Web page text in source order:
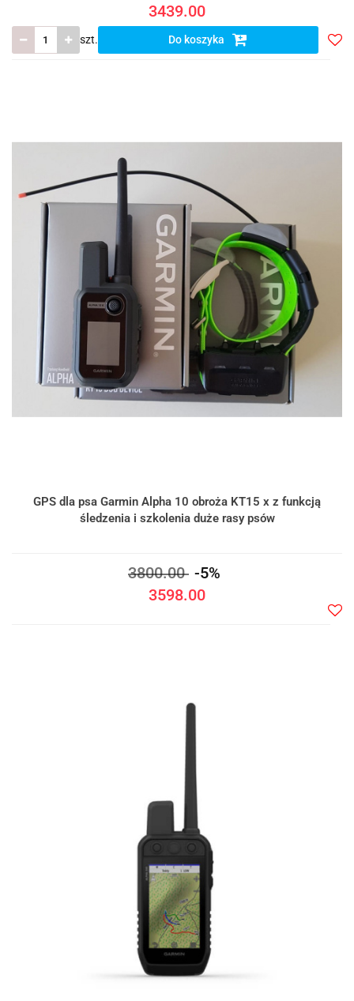
3439.00
szt. Do koszyka
GPS dla psa Garmin Alpha 10 obroża KT15 x z funkcją
śledzenia i szkolenia duże rasy psów
3800.00 -5%
3598.00